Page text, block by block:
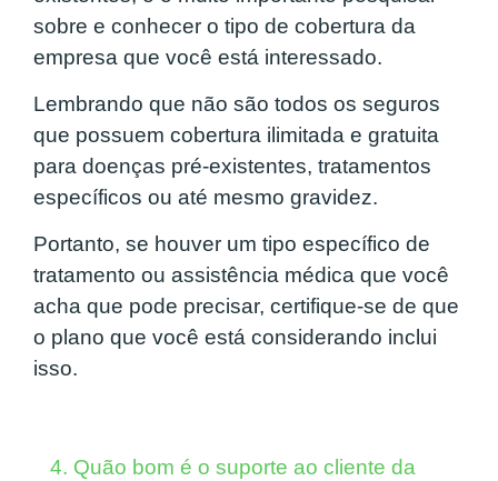
sobre e conhecer o tipo de cobertura da
empresa que você está interessado.
Lembrando que não são todos os seguros
que possuem cobertura ilimitada e gratuita
para doenças pré-existentes, tratamentos
específicos ou até mesmo gravidez.
Portanto, se houver um tipo específico de
tratamento ou assistência médica que você
acha que pode precisar, certifique-se de que
o plano que você está considerando inclui
isso.
4. Quão bom é o suporte ao cliente da